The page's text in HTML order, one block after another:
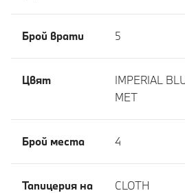
Брой врати 5
Цвят
IMPERIAL
MET
Брой места 4
Тапицерия на
CLOTH